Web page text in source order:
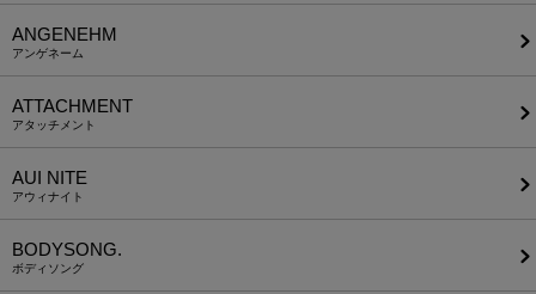
ANGENEHM
アンゲネーム
ATTACHMENT
アタッチメント
AUI NITE
アウィナイト
BODYSONG.
ボディソング